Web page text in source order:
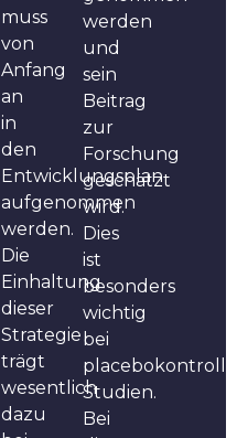
muss
von
Anfang
an
in
den
Entwicklungsplan
aufgenommen
werden.
Die
Einhaltung
dieser
Strategie
trägt
wesentlich
dazu
werden
und
sein
Beitrag
zur
Forschung
geschätzt
wird.
Dies
ist
besonders
wichtig
bei
Studien.
Bei